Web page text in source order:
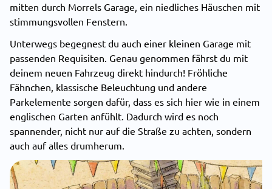
mitten durch Morrels Garage, ein niedliches Häuschen mit
stimmungsvollen Fenstern.
Unterwegs begegnest du auch einer kleinen Garage mit
passenden Requisiten. Genau genommen fährst du mit
deinem neuen Fahrzeug direkt hindurch! Fröhliche
Fähnchen, klassische Beleuchtung und andere
Parkelemente sorgen dafür, dass es sich hier wie in einem
englischen Garten anfühlt. Dadurch wird es noch
spannender, nicht nur auf die Straße zu achten, sondern
auch auf alles drumherum.